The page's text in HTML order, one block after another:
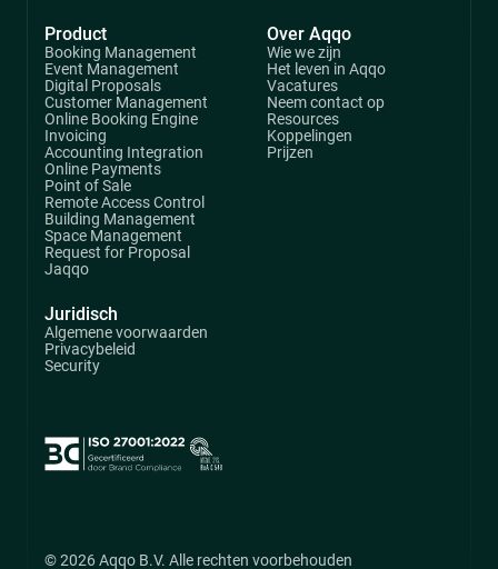
Product
Booking Management
Event Management
Digital Proposals
Customer Management
Online Booking Engine
Invoicing
Accounting Integration
Online Payments
Point of Sale
Remote Access Control
Building Management
Space Management
Request for Proposal
Jaqqo
Over Aqqo
Wie we zijn
Het leven in Aqqo
Vacatures
Neem contact op
Resources
Koppelingen
Prijzen
Juridisch
Algemene voorwaarden
Privacybeleid
Security
© 2026 Aqqo B.V. Alle rechten voorbehouden